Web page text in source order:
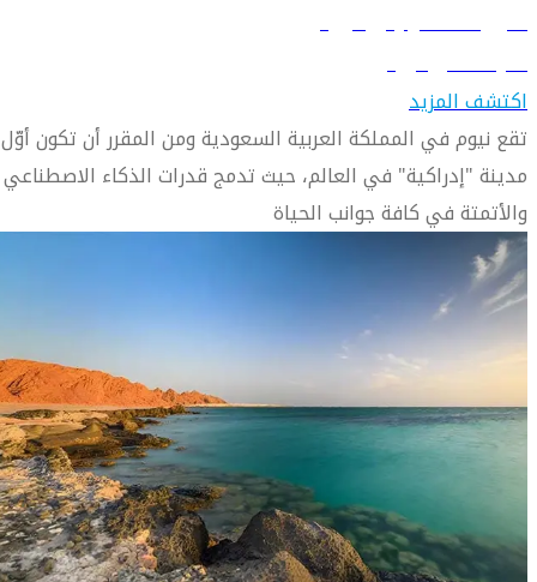
دليل السفر إلى نيوم
تعرّف على نيوم
اكتشف المزيد
تقع نيوم في المملكة العربية السعودية ومن المقرر أن تكون أوّل
مدينة "إدراكية" في العالم، حيث تدمج قدرات الذكاء الاصطناعي
والأتمتة في كافة جوانب الحياة